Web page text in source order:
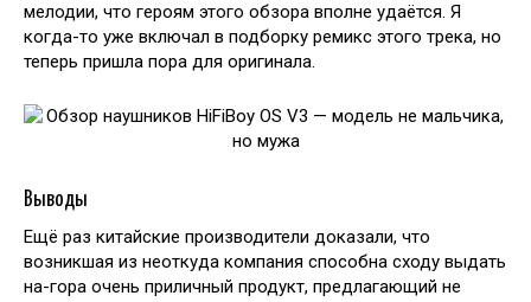
мелодии, что героям этого обзора вполне удаётся. Я
когда-то уже включал в подборку ремикс этого трека, но
теперь пришла пора для оригинала.
Выводы
Ещё раз китайские производители доказали, что
возникшая из неоткуда компания способна сходу выдать
на-гора очень приличный продукт, предлагающий не